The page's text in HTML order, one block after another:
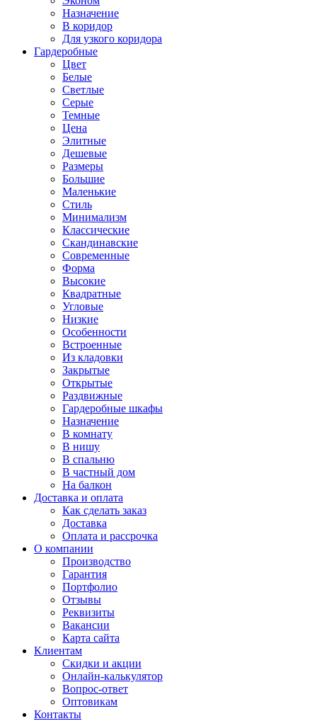
Назначение
В коридор
Для узкого коридора
Гардеробные
Цвет
Белые
Светлые
Серые
Темные
Цена
Элитные
Дешевые
Размеры
Большие
Маленькие
Стиль
Минимализм
Классические
Скандинавские
Современные
Форма
Высокие
Квадратные
Угловые
Низкие
Особенности
Встроенные
Из кладовки
Закрытые
Открытые
Раздвижные
Гардеробные шкафы
Назначение
В комнату
В нишу
В спальню
В частный дом
На балкон
Доставка и оплата
Как сделать заказ
Доставка
Оплата и рассрочка
О компании
Производство
Гарантия
Портфолио
Отзывы
Реквизиты
Вакансии
Карта сайта
Клиентам
Скидки и акции
Онлайн-калькулятор
Вопрос-ответ
Оптовикам
Контакты